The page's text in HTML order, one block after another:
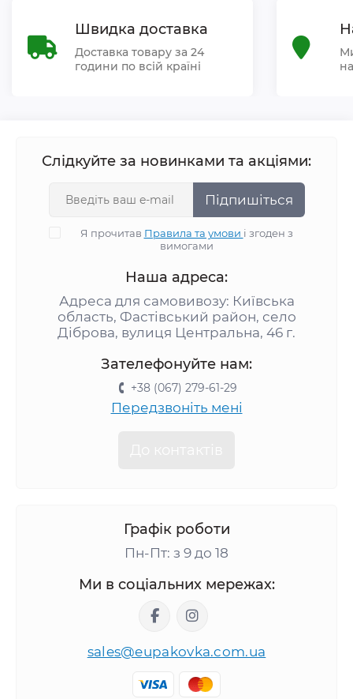
Швидка доставка
Доставка товару за 24
години по всій країні
Слідкуйте за новинками та акціями:
Підпишіться
Я прочитав Правила та умови і згоден з
вимогами
Наша адреса:
Адреса для самовивозу: Київська
область, Фастівський район, село
Діброва, вулиця Центральна, 46 г.
Зателефонуйте нам:
+38 (067) 279-61-29
Передзвоніть мені
Графік роботи
Пн-Пт: з 9 до 18
Ми в соціальних мережах:
sales@eupakovka.com.ua